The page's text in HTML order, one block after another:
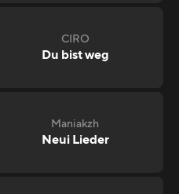
CIRO
Du bist weg
Maniakzh
Neui Lieder